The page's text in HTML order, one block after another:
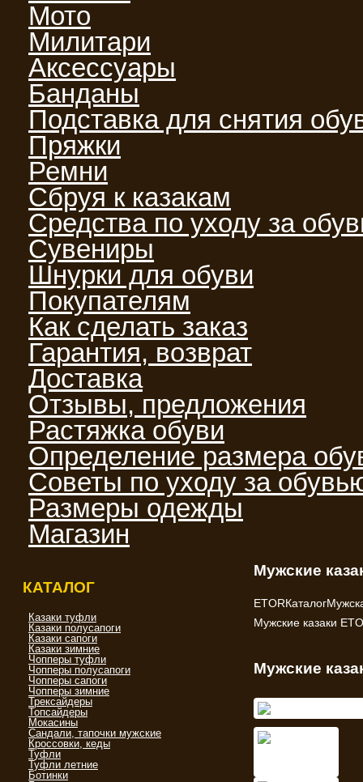
Мото
Милитари
Аксессуары
Банданы
Подставка для снятия
Пряжки
Ремни
Сбруя к казакам
Средства по уходу за
Сувениры
Шнурки для обуви
Покупателям
Как сделать заказ
Гарантия, возврат
Доставка
Отзывы, предложения
Растяжка обуви
Определение размера
Советы по уходу за
Размеры одежды
Магазин
КАТАЛОГ
Казаки туфли
Казаки полусапоги
Казаки сапоги
Казаки зимние
Чопперы туфли
Чопперы полусапоги
Чопперы сапоги
Чопперы зимние
Трексайдеры
Топсайдеры
Мокасины
Сандали, тапочки мужские
Кроссовки, кеды
Туфли
Туфли летние
Ботинки
Мужские
ETORКаталог
Мужские казаки
Мужские